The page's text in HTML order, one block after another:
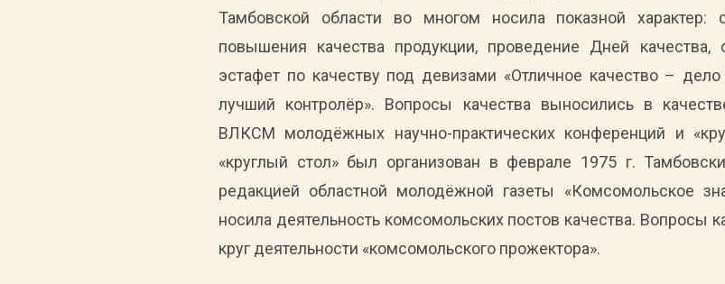
Тамбовской области во многом носила показной характер:
повышения качества продукции, проведение Дней
эстафет по качеству под девизами «Отличное качество –
лучший контролёр». Вопросы качества выносились в
ВЛКСМ молодёжных научно-практических конференций и
«круглый стол» был организован в феврале 1975 г.
редакцией областной молодёжной газеты «Комсомольское
носила деятельность комсомольских постов качества. Вопросы
круг деятельности «комсомольского прожектора».